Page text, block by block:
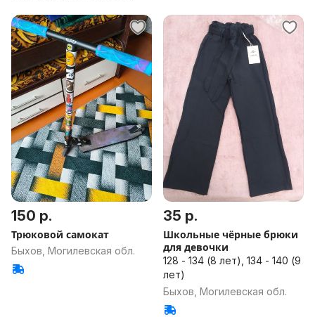
150 р.
Трюковой самокат
Быхов, Могилевская обл.
35 р.
Школьные чёрные брюки
для девочки
128 - 134 (8 лет), 134 - 140 (9
лет)
Быхов, Могилевская обл.